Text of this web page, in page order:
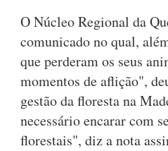
O Núcleo Regional da
comunicado no qual,
que perderam os seus
momentos de aflição",
gestão da floresta na
necessário encarar com
florestais", diz a nota